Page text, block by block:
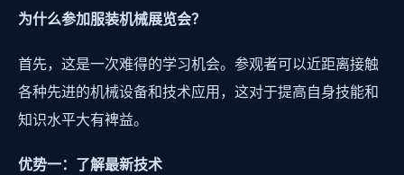
为什么参加服装机械展览会？
首先，这是一次难得的学习机会。参观者可以近距离接触
各种先进的机械设备和技术应用，这对于提高自身技能和
知识水平大有裨益。
优势一：了解最新技术